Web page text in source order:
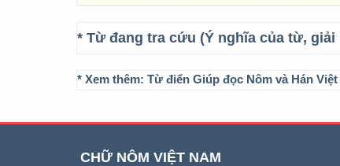
* Từ đang tra cứu (Ý nghĩa của từ,
* Xem thêm: Từ điển Giúp đọc Nôm và Hán Việt
CHỮ NÔM VIỆT NAM